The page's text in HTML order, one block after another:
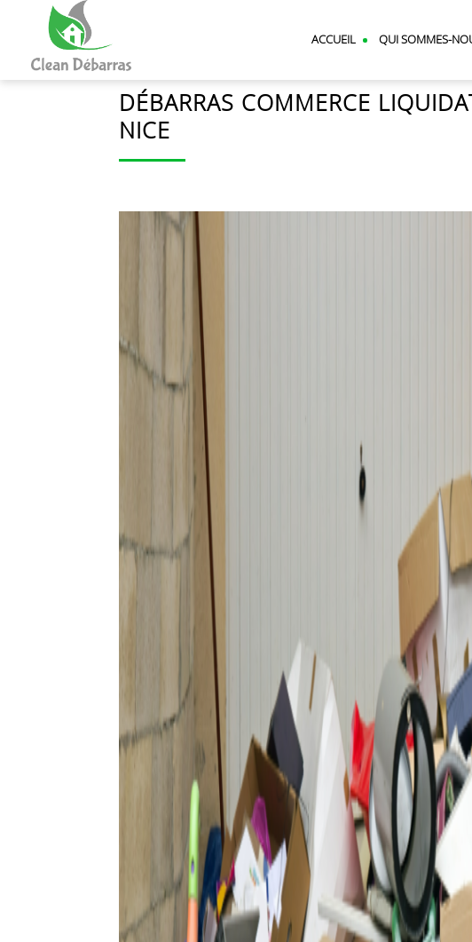
ACCUEIL QUI SOMMES-
DÉBARRAS COMMERCE
NICE